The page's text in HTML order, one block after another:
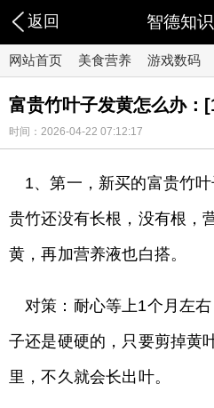
返回 智德知
网站首页 美食营养 游戏数码
富贵竹叶子发黄怎么办：
时间：2026-04-22 07:12:17
1、第一，新买的富贵竹
贵竹还没有长根，没有根，
黄，再加营养液也白搭。
对策：耐心等上1个月左
子还是硬硬的，只要剪掉黄
里，不久就会长出叶。